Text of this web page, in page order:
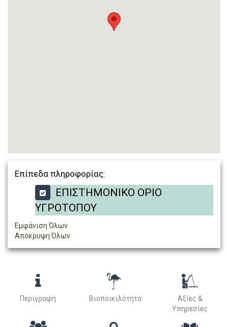
Επίπεδα πληροφορίας:
ΕΠΙΣΤΗΜΟΝΙΚΟ ΟΡΙΟ
ΥΓΡΟΤΟΠΟΥ
Εμφάνιση Όλων
Απόκρυψη Όλων
Περιγραφή Βιοποικιλότητα
Αξίες &
Υπηρεσίες